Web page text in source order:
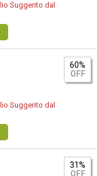
Suggerito dal
60%
OFF
Suggerito dal
31%
OFF